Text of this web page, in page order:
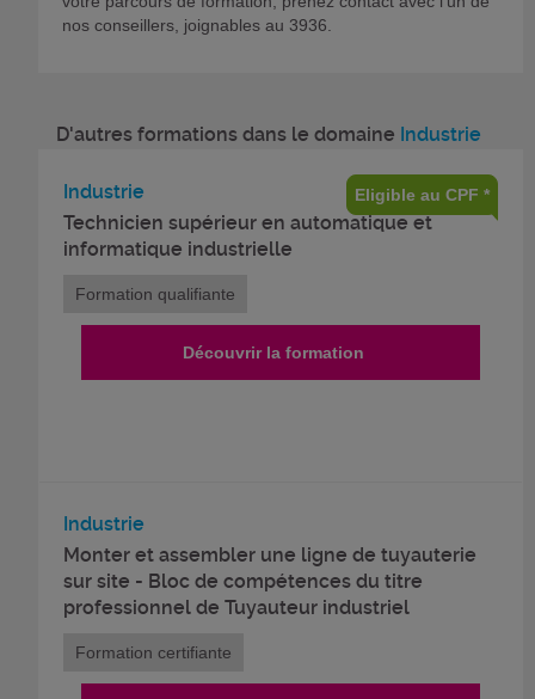
nos conseillers, joignables au 3936.
D'autres formations dans le domaine Industrie
Industrie
Technicien supérieur en automatique et
informatique industrielle
Eligible au CPF *
Formation qualifiante
Découvrir la formation
Industrie
Monter et assembler une ligne de tuyauterie
sur site - Bloc de compétences du titre
professionnel de Tuyauteur industriel
Formation certifiante